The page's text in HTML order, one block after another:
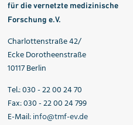
für die vernetzte medizinische
Forschung e.V.
Charlottenstraße 42/
Ecke Dorotheenstraße
10117 Berlin
Tel.: 030 - 22 00 24 70
Fax: 030 - 22 00 24 799
E-Mail:info@tmf-ev.de